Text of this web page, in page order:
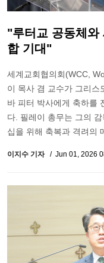
"루터교 공동체와
합 기대"
세계교회협의회(WCC,
이 목사 겸 교수가 그리스
바 피터 박사에게 축하를
다. 필레이 총무는 그의
십을 위해 축복과 격려의
이지수 기자 Jun 01, 2026